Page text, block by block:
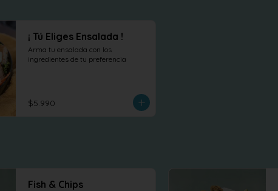
¡ Tú Eliges Ensalada !
Arma tu ensalada con los
ingredientes de tu preferencia
$5.990
Fish & Chips